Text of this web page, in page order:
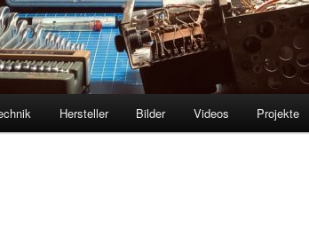
Hersteller Bilder Videos Projekte